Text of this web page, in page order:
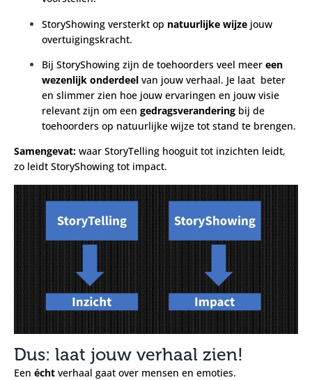
StoryShowing versterkt op natuurlijke wijze jouw
overtuigingskracht.
Bij StoryShowing zijn de toehoorders veel meer een
wezenlijk onderdeel van jouw verhaal. Je laat beter
en slimmer zien hoe jouw ervaringen en jouw visie
relevant zijn om een gedragsverandering bij de
toehoorders op natuurlijke wijze tot stand te brengen.
Samengevat: waar StoryTelling hooguit tot inzichten leidt,
zo leidt StoryShowing tot impact.
Dus: laat jouw verhaal zien!
Een écht verhaal gaat over mensen en emoties.